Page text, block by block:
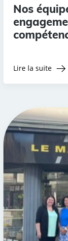
Nos
Lire la suite